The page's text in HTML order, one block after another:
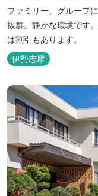
ファミリー、グループ
抜群。静かな環境です
は割引もあります。
伊勢志摩